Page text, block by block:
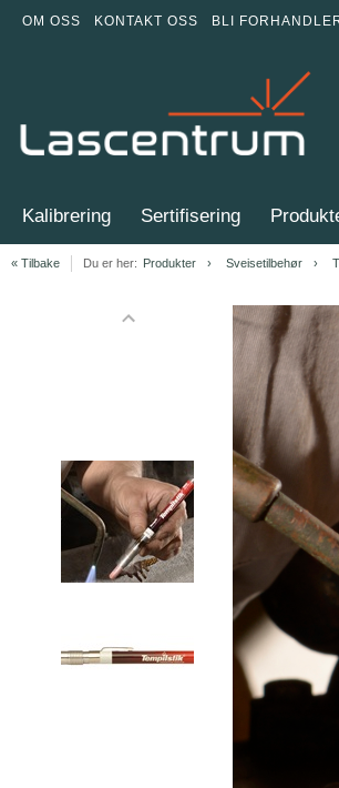
OM OSS KONTAKT OSS BLI
Kalibrering Sertifisering
« Tilbake Du er her: Produkter Sveisetilbehør